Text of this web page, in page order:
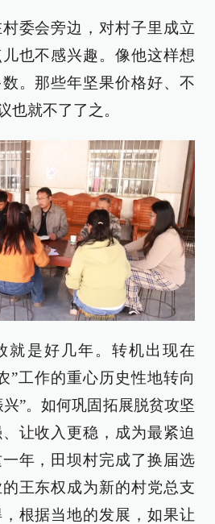
委会旁边，对村子里成立
也不感兴趣。像他这样想
。那些年坚果价格好、不
也就不了了之。
就是好几年。转机出现在
”工作的重心历史性地转向
”。如何巩固拓展脱贫攻坚
让收入更稳，成为最紧迫
年，田坝村完成了换届选
王东权成为新的村党总支
根据当地的发展，如果让